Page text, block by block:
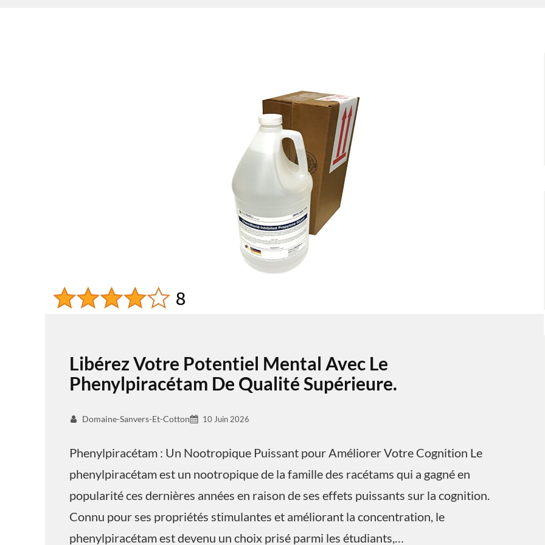
Libérez Votre Potentiel Mental Avec Le
Phenylpiracétam De Qualité Supérieure.
Domaine-Sanvers-Et-Cotton 10 Juin 2026
Phenylpiracétam : Un Nootropique Puissant pour Améliorer Votre Cognition Le
phenylpiracétam est un nootropique de la famille des racétams qui a gagné en
popularité ces dernières années en raison de ses effets puissants sur la cognition.
Connu pour ses propriétés stimulantes et améliorant la concentration, le
phenylpiracétam est devenu un choix prisé parmi les étudiants,…